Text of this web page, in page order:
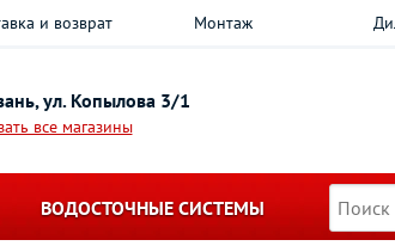
и возврат Монтаж
ул. Копылова 3/1
все магазины
ВОДОСТОЧНЫЕ СИСТЕМЫ